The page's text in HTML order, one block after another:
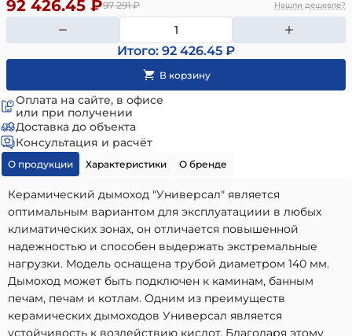
97 291₽
92 426.45 ₽ Нашли дешевле?
Итого: 92 426.45 ₽
Оплата на сайте, в офисе
или при получении
Доставка до объекта
Консультация и расчёт
О продукции Характеристики О бренде
Керамический дымоход "Универсал" является
оптимальным вариантом для эксплуатациии в любых
климатических зонах, он отличается повышенной
надежностью и способен выдержать экстремальные
нагрузки. Модель оснащена трубой диаметром 140 мм.
Дымоход может быть подключен к каминам, банным
печам, печам и котлам. Одним из преимуществ
керамических дымоходов Универсал является
устойчивость к воздействию кислот. Благодаря этому